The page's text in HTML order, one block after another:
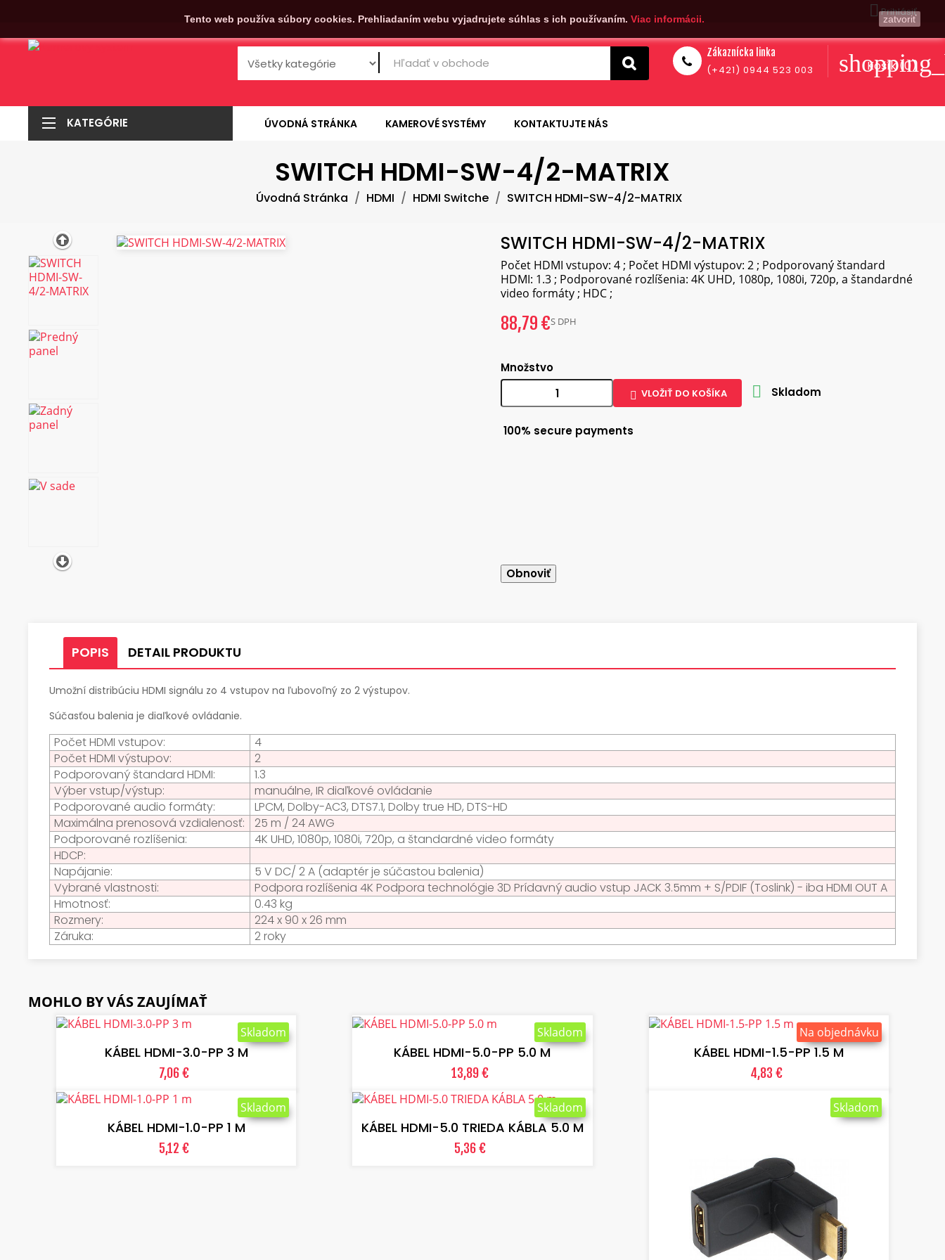
Tento web používa súbory cookies. Prehliadaním webu vyjadrujete súhlas s ich používaním. Viac informácii. zatvoriť
 Prihlásiť
Košík (0)
Zákaznícka linka
(+421) 0944 523 003
ÚVODNÁ STRÁNKA KAMEROVÉ SYSTÉMY KONTAKTUJTE NÁS
KATEGÓRIE
SWITCH HDMI-SW-4/2-MATRIX
Úvodná Stránka HDMI HDMI Switche SWITCH HDMI-SW-4/2-MATRIX
SWITCH HDMI-SW-4/2-MATRIX
Počet HDMI vstupov: 4 ; Počet HDMI výstupov: 2 ; Podporovaný štandard
HDMI: 1.3 ; Podporované rozlíšenia: 4K UHD, 1080p, 1080i, 720p, a štandardné
video formáty ; HDC ;
88,79 €S DPH
Množstvo
 VLOŽIŤ DO KOŠÍKA  Skladom
100% secure payments
POPIS DETAIL PRODUKTU
Umožní distribúciu HDMI signálu zo 4 vstupov na ľubovoľný zo 2 výstupov.
Súčasťou balenia je diaľkové ovládanie.
Počet HDMI vstupov:
4
Počet HDMI výstupov:
2
Podporovaný štandard HDMI:
1.3
Výber vstup/výstup:
manuálne, IR diaľkové ovládanie
Podporované audio formáty:
LPCM, Dolby-AC3, DTS7.1, Dolby true HD, DTS-HD
Maximálna prenosová vzdialenosť:
25 m / 24 AWG
Podporované rozlíšenia:
4K UHD, 1080p, 1080i, 720p, a štandardné video formáty
HDCP:
Napájanie:
5 V DC/ 2 A (adaptér je súčastou balenia)
Vybrané vlastnosti:
Podpora rozlíšenia 4K Podpora technológie 3D Prídavný audio vstup JACK 3.5mm + S/PDIF (Toslink) - iba HDMI OUT A
Hmotnosť:
0.43 kg
Rozmery:
224 x 90 x 26 mm
Záruka:
2 roky
MOHLO BY VÁS ZAUJÍMAŤ
VLOŽIŤ DO KOŠÍKA
KÁBEL HDMI-3.0-PP 3 M
7,06 €
Skladom
VLOŽIŤ DO KOŠÍKA
KÁBEL HDMI-5.0-PP 5.0 M
13,89 €
Skladom
VLOŽIŤ DO KOŠÍKA
KÁBEL HDMI-1.5-PP 1.5 M
4,83 €
Na objednávku
VLOŽIŤ DO KOŠÍKA
KÁBEL HDMI-1.0-PP 1 M
5,12 €
Skladom
VLOŽIŤ DO KOŠÍKA
KÁBEL HDMI-5.0 TRIEDA KÁBLA 5.0 M
5,36 €
Skladom Skladom